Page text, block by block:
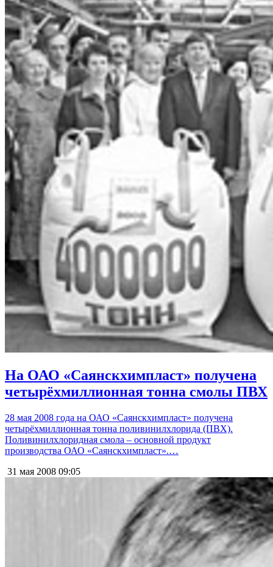
На ОАО «Саянскхимпласт» получена
четырёхмиллионная тонна смолы ПВХ
28 мая 2008 года на ОАО «Саянскхимпласт» получена
четырёхмиллионная тонна поливинилхлорида (ПВХ).
Поливинилхлоридная смола – основной продукт
производства ОАО «Саянскхимпласт».…
31 мая 2008 09:05